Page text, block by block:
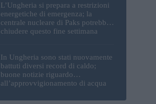
L’Ungheria si prepara a restrizioni
energetiche di emergenza; la
centrale nucleare di Paks potrebbe
chiudere questo fine settimana
In Ungheria sono stati nuovamente
battuti diversi record di caldo;
buone notizie riguardo
all’approvvigionamento di acqua